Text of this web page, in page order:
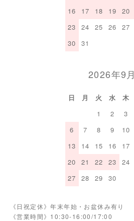
16
17 18 19 20
23
24 25 26 27
30
31
2026年9月
日 月 火 水 木
1
2 3
6
7 8 9 10
13
14 15 16 17
20
21 22 23 24
27
28 29 30
《日祝定休》年末年始・お盆休み有り
《営業時間》10:30-16:00/17:00